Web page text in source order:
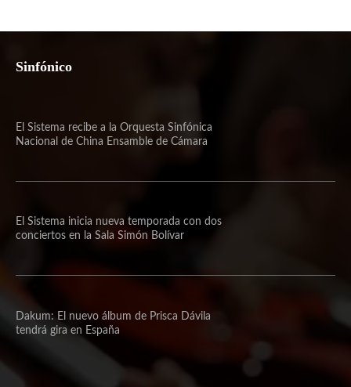
Sinfónico
El Sistema recibe a la Orquesta Sinfónica
Nacional de China Ensamble de Cámara
El Sistema inicia nueva temporada con dos
conciertos en la Sala Simón Bolívar
Dakum: El nuevo álbum de Prisca Dávila
tendrá gira en España